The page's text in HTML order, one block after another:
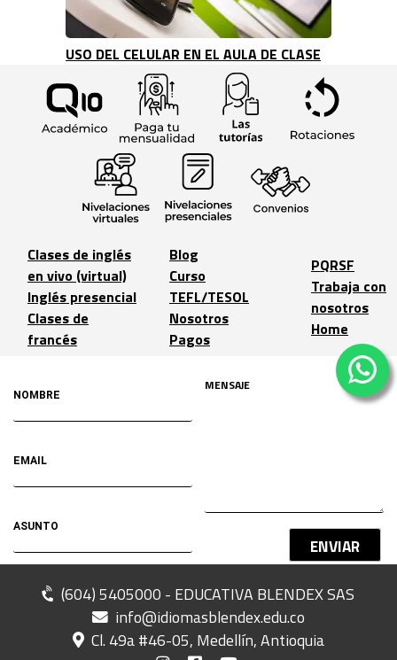
USO DEL CELULAR EN EL AULA DE CLASE
Clases de inglés
en vivo (virtual)
Inglés presencial
Clases de
francés
Blog
Curso
TEFL/TESOL
Nosotros
Pagos
PQRSF
Trabaja con
nosotros
Home
(604) 5405000 - EDUCATIVA BLENDEX SAS
info@idiomasblendex.edu.co
Cl. 49a #46-05, Medellín, Antioquia
ENVIAR